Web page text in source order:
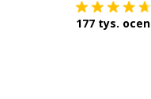
177 tys. ocen